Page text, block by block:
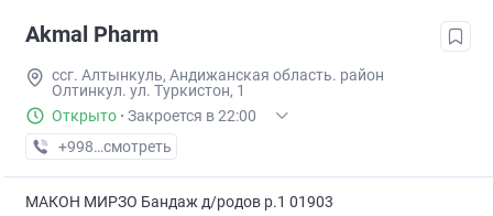
Akmal Pharm
ссг. Алтынкуль, Андижанская область. район
Олтинкул. ул. Туркистон, 1
Открыто · Закроется в 22:00
+998 (90) XXX-XX-XX
смотреть
МАКОН МИРЗО Бандаж д/родов р.1 01903